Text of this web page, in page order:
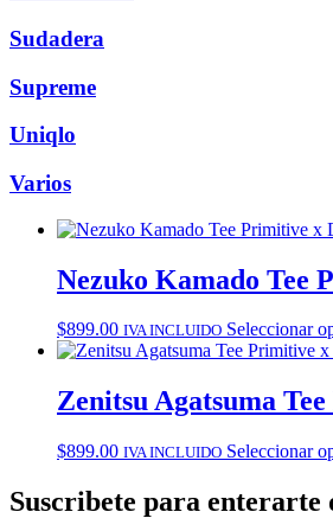
Sudadera
Supreme
Uniqlo
Varios
Nezuko Kamado Tee
$899.00 IVA INCLUIDO Seleccionar
Zenitsu Agatsuma
$899.00 IVA INCLUIDO Seleccionar
Suscribete para enterarte